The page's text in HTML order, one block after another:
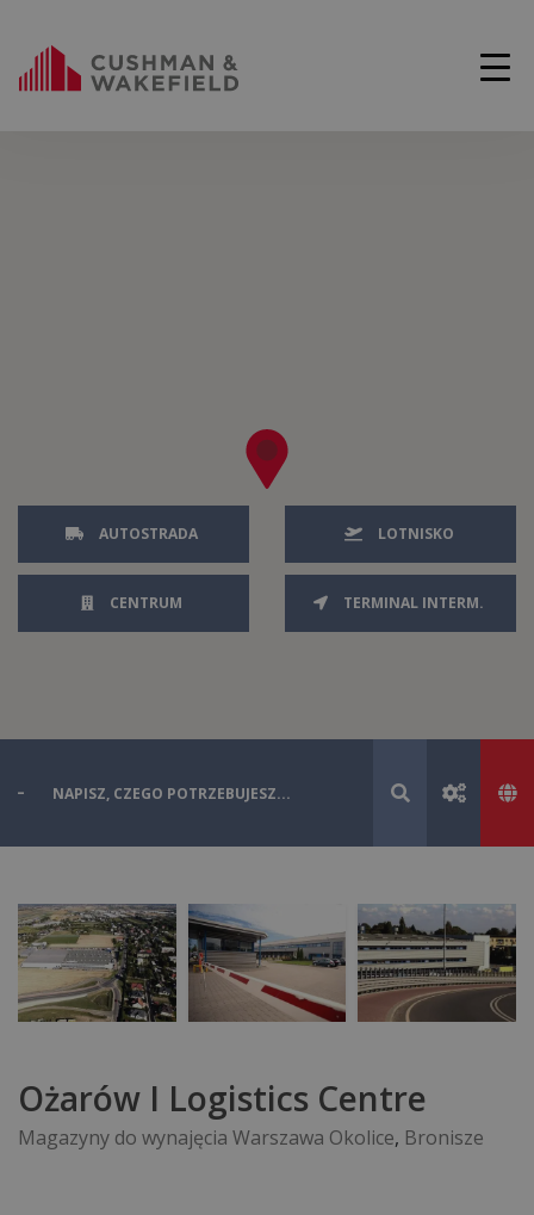
AUTOSTRADA LOTNISKO
CENTRUM TERMINAL INTERM.
Ożarów I Logistics Centre
Magazyny do wynajęcia Warszawa Okolice, Bronisze